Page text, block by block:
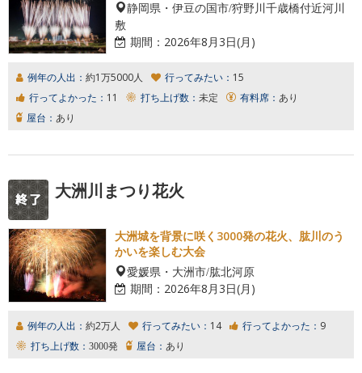
静岡県・伊豆の国市/狩野川千歳橋付近河川
敷
期間： 2026年8月3日(月)
例年の人出： 約1万5000人 行ってみたい： 15
行ってよかった： 11 打ち上げ数： 未定 有料席： あり
屋台： あり
大洲川まつり花火
大洲城を背景に咲く3000発の花火、肱川のう
かいを楽しむ大会
愛媛県・大洲市/肱北河原
期間： 2026年8月3日(月)
例年の人出： 約2万人 行ってみたい： 14 行ってよかった： 9
打ち上げ数： 3000発 屋台： あり